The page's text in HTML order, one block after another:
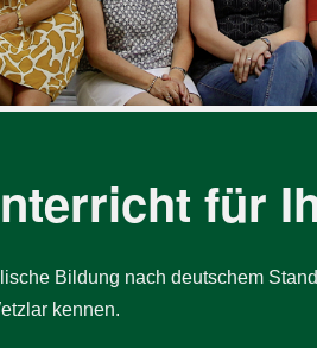
für
Bil­dung nach deut­schem
kennen.